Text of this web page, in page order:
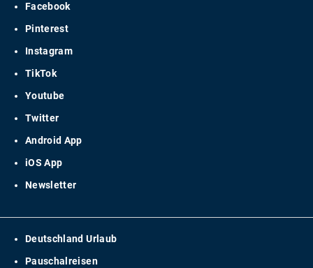
Facebook
Pinterest
Instagram
TikTok
Youtube
Twitter
Android App
iOS App
Newsletter
Deutschland Urlaub
Pauschalreisen